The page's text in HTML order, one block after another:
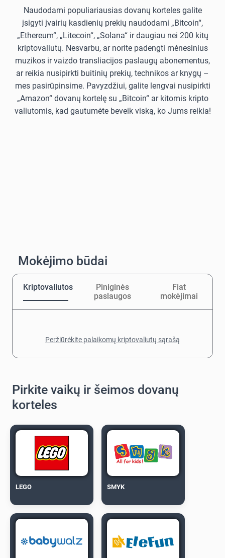
Naudodami populiariausias dovanų korteles galite
įsigyti įvairių kasdienių prekių naudodami „Bitcoin“,
„Ethereum“, „Litecoin“, „Solana“ ir daugiau nei 200 kitų
kriptovaliutų. Nesvarbu, ar norite padengti mėnesinius
muzikos ir vaizdo transliacijos paslaugų abonementus,
ar reikia nusipirkti buitinių prekių, technikos ar knygų –
mes pasirūpinsime. Pavyzdžiui, galite lengvai nusipirkti
„Amazon“ dovanų kortelę su „Bitcoin“ ar kitomis kripto
valiutomis, kad gautumėte beveik viską, ko Jums reikia!
Mokėjimo būdai
Kriptovaliutos
Piniginės
paslaugos
Fiat
mokėjimai
Peržiūrėkite palaikomų kriptovaliutų sąrašą
Pirkite vaikų ir šeimos dovanų
korteles
LEGO SMYK